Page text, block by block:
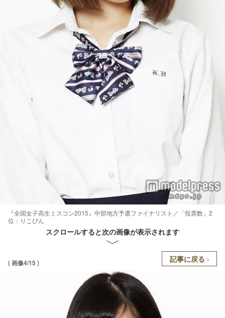
『全国女子高生ミスコン2015』中部地方予選ファイナリスト／「投票数」2
位：りこぴん
スクロールすると次の画像が表示されます
( 画像4/15 ) 記事に戻る